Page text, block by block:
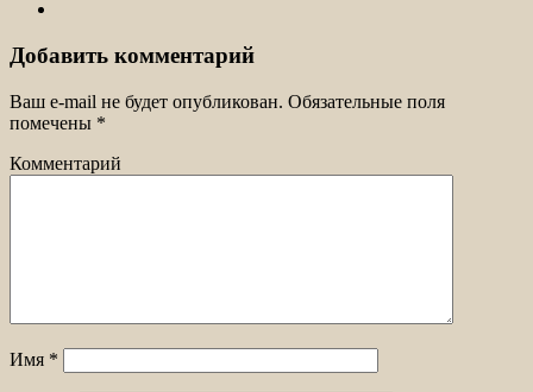
Добавить комментарий
Ваш e-mail не будет опубликован. Обязательные поля
помечены *
Комментарий
Имя *